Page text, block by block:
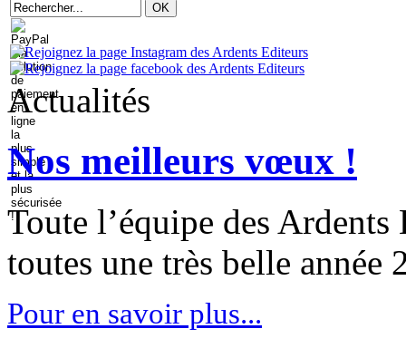
Actualités
Nos meilleurs vœux !
Toute l’équipe des
toutes une très belle année
Pour en savoir plus...